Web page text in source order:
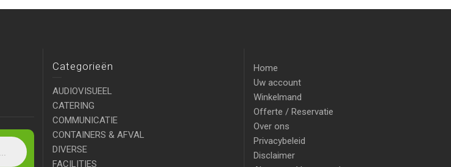
Categorieën
AUDIOVISUEEL
CATERING
COMMUNICATIE
CONTAINERS & AFVAL
DIVERSE
FACILITIES
Home
Uw account
Winkelmand
Offerte / Reservatie
Over ons
Privacybeleid
Disclaimer